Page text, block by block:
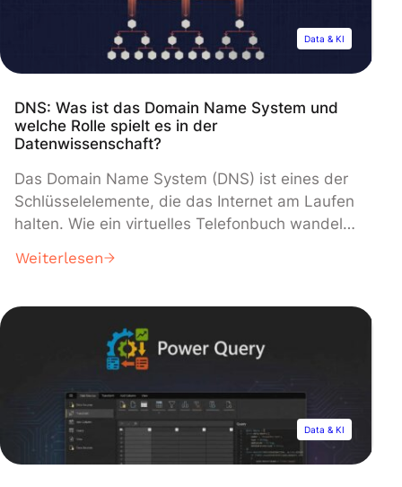
und Standards, die es Computern ermöglichen,
miteinander zu kommunizieren und […]
Data & KI
DNS: Was ist das Domain Name System und
welche Rolle spielt es in der
Datenwissenschaft?
Das Domain Name System (DNS) ist eines der
Schlüsselelemente, die das Internet am Laufen
halten. Wie ein virtuelles Telefonbuch wandelt
Internetnutzer auf Websites zugreifen können.
System und seine Bedeutung für die Data
Science wissen musst! In den Anfängen des
Internets war […]
Weiterlesen
Data & KI